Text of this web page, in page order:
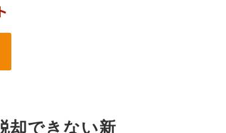
却できない新